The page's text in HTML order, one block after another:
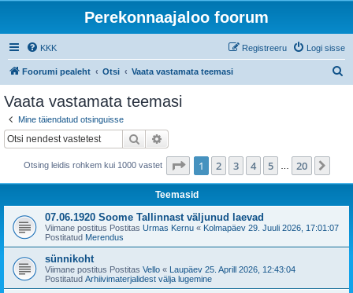
Perekonnaajaloo foorum
KKK Logi sisse
Registreeru
Foorumi pealeht Otsi Vaata vastamata teemasi
Vaata vastamata teemasi
Mine täiendatud otsinguisse
Otsi
Otsing leidis rohkem kui 1000 vastet 1 . leht20 -st
1 2 3 4 5 20
Teemasid
07.06.1920 Soome Tallinnast väljunud laevad
Viimane postitus Postitas Urmas Kernu « Kolmapäev 29. Juuli 2026, 17:01:07
Postitatud Merendus
sünnikoht
Viimane postitus Postitas Vello « Laupäev 25. Aprill 2026, 12:43:04
Postitatud Arhiivimaterjalidest välja lugemine